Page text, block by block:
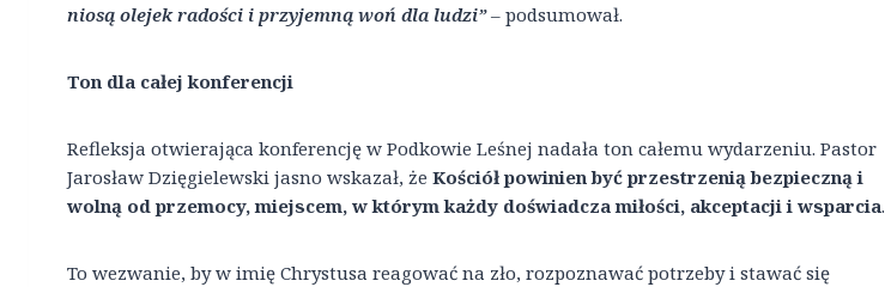
niosą olejek radości i przyjemną woń dla ludzi”– podsumował.
Ton dla całej konferencji
Refleksja otwierająca konferencję w Podkowie Leśnej nadała ton całemu wydarzeniu. Pastor
Jarosław Dzięgielewski jasno wskazał, że Kościół powinien być przestrzenią bezpieczną i
wolną od przemocy, miejscem, w którym każdy doświadcza miłości, akceptacji i wsparcia.
To wezwanie, by w imię Chrystusa reagować na zło, rozpoznawać potrzeby i stawać się